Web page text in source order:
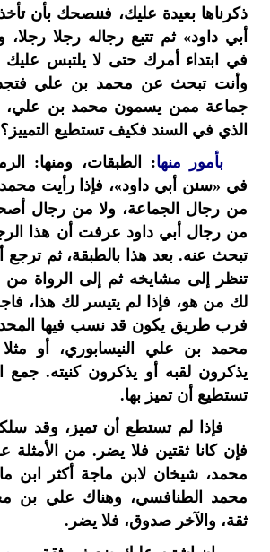
ذكرناها بعيدة عليك، فننصحك بأن
أبي داود» ثم تتبع رجاله رجلا
في ابتداء أمرك حتى لا يلتبس عليك
وأنت تبحث عن محمد بن علي
جماعة ممن يسمون محمد بن علي،
الذي في السند فكيف تستطيع
بأمور منها: الطبقات، ومنها:
في «سنن أبي داود»، فإذا رأيت
من رجال الجماعة، ولا من رجال
من رجال أبي داود عرفت أن هذا
تبحث عنه. بعد هذا بالطبقة، ثم ترجع
تنظر إلى مشايخه ثم إلى الرواة
لك من هو، فإذا لم يتيسر لك هذا،
فرب طريق يكون قد نسب فيها
محمد بن علي النيسابوري، أو
يذكرون لقبه أو يذكرون كنيته. جمع
تستطيع أن تميز بها.
فإذا لم تستطع أن تميز، وقد
فإن كانا ثقتين فلا يضر. من
محمد، شيخان لابن ماجة أكثر
محمد الطنافسي، وهناك علي بن
ثقة، والآخر صدوق، فلا يضر.